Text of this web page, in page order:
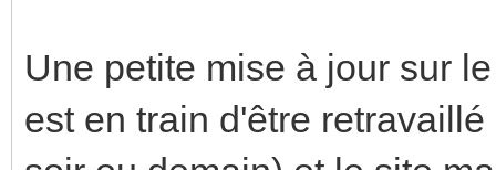
Une petite mise à jour sur
est en train d'être